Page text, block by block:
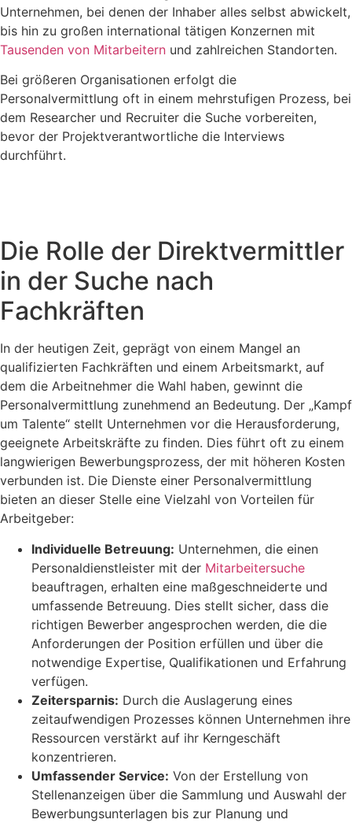
Unternehmen, bei denen der Inhaber alles selbst abwickelt,
bis hin zu großen international tätigen Konzernen mit
Tausenden von Mitarbeitern und zahlreichen Standorten.
Bei größeren Organisationen erfolgt die
Personalvermittlung oft in einem mehrstufigen Prozess, bei
dem Researcher und Recruiter die Suche vorbereiten,
bevor der Projektverantwortliche die Interviews
durchführt.
Die Rolle der Direktvermittler
in der Suche nach
Fachkräften
In der heutigen Zeit, geprägt von einem Mangel an
qualifizierten Fachkräften und einem Arbeitsmarkt, auf
dem die Arbeitnehmer die Wahl haben, gewinnt die
Personalvermittlung zunehmend an Bedeutung. Der „Kampf
um Talente“ stellt Unternehmen vor die Herausforderung,
geeignete Arbeitskräfte zu finden. Dies führt oft zu einem
langwierigen Bewerbungsprozess, der mit höheren Kosten
verbunden ist. Die Dienste einer Personalvermittlung
bieten an dieser Stelle eine Vielzahl von Vorteilen für
Arbeitgeber:
Individuelle Betreuung: Unternehmen, die einen
Personaldienstleister mit der Mitarbeitersuche
beauftragen, erhalten eine maßgeschneiderte und
umfassende Betreuung. Dies stellt sicher, dass die
richtigen Bewerber angesprochen werden, die die
Anforderungen der Position erfüllen und über die
notwendige Expertise, Qualifikationen und Erfahrung
verfügen.
Zeitersparnis: Durch die Auslagerung eines
zeitaufwendigen Prozesses können Unternehmen ihre
Ressourcen verstärkt auf ihr Kerngeschäft
konzentrieren.
Umfassender Service: Von der Erstellung von
Stellenanzeigen über die Sammlung und Auswahl der
Bewerbungsunterlagen bis zur Planung und